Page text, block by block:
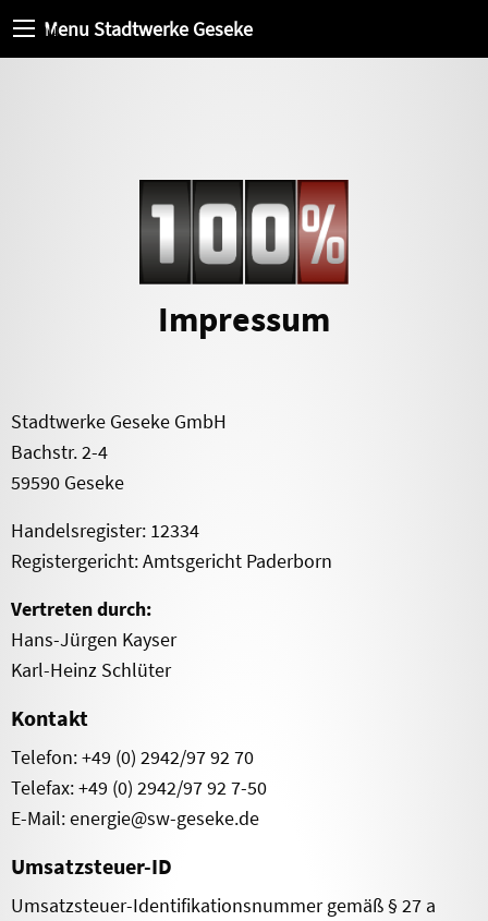
MenuMenu Stadtwerke Geseke
Impressum
Stadtwerke Geseke GmbH
Bachstr. 2-4
59590 Geseke
Handelsregister: 12334
Registergericht: Amtsgericht Paderborn
Vertreten durch:
Hans-Jürgen Kayser
Karl-Heinz Schlüter
Kontakt
Telefon: +49 (0) 2942/97 92 70
Telefax: +49 (0) 2942/97 92 7-50
E-Mail: energie@sw-geseke.de
Umsatzsteuer-ID
Umsatzsteuer-Identifikationsnummer gemäß § 27 a